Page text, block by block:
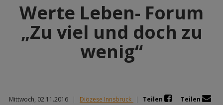
Werte Leben- Forum
„Zu viel und doch zu
wenig“
Mittwoch, 02.11.2016 | Diözese Innsbruck | Teilen
Teilen